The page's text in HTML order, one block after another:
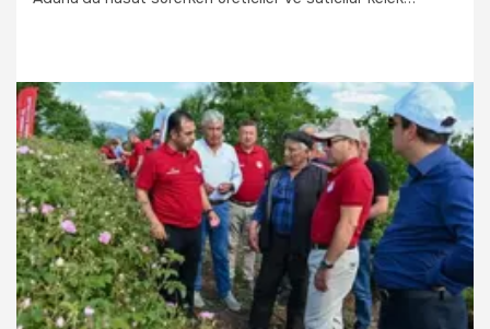
ediyor ancak artık sadece sesine bakmak yeterli değil"
dedi.
21.06.2026 Adana